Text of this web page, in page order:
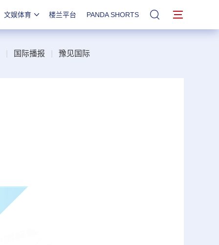
文娱体育 楼兰平台 PANDA SHORTS 站内搜索
国际播报 豫见国际